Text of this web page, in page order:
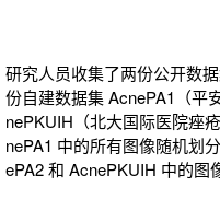
研究人员收集了两份公开数
份自建数据集 AcnePA1（平
nePKUIH（北大国际医院痤
nePA1 中的所有图像随机划
ePA2 和 AcnePKUIH 中的图